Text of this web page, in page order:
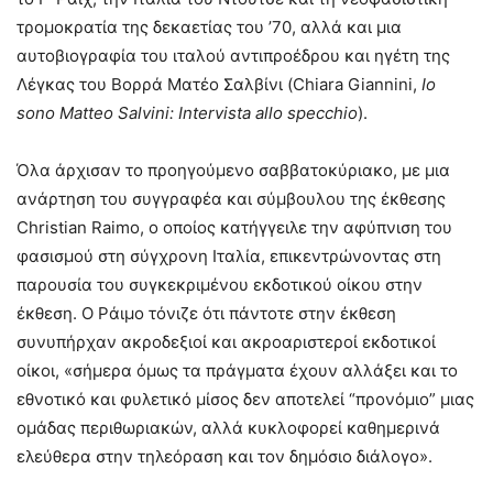
τρομοκρατία της δεκαετίας του ’70, αλλά και μια
αυτοβιογραφία του ιταλού αντιπροέδρου και ηγέτη της
Λέγκας του Βορρά Ματέο Σαλβίνι (Chiara Giannini, Io
sono Matteo Salvini: Intervista allo specchio).
Όλα άρχισαν το προηγούμενο σαββατοκύριακο, με μια
ανάρτηση του συγγραφέα και σύμβουλου της έκθεσης
Christian Raimo, ο οποίος κατήγγειλε την αφύπνιση του
φασισμού στη σύγχρονη Ιταλία, επικεντρώνοντας στη
παρουσία του συγκεκριμένου εκδοτικού οίκου στην
έκθεση. Ο Ράιμο τόνιζε ότι πάντοτε στην έκθεση
συνυπήρχαν ακροδεξιοί και ακροαριστεροί εκδοτικοί
οίκοι, «σήμερα όμως τα πράγματα έχουν αλλάξει και το
εθνοτικό και φυλετικό μίσος δεν αποτελεί “προνόμιο” μιας
ομάδας περιθωριακών, αλλά κυκλοφορεί καθημερινά
ελεύθερα στην τηλεόραση και τον δημόσιο διάλογο».